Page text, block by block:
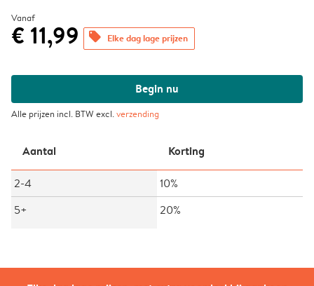
Vanaf
€ 11,99 offers Elke dag lage prijzen
Begin nu
Alle prijzen incl. BTW excl.verzending
Aantal Korting
2-4
10%
5+
20%